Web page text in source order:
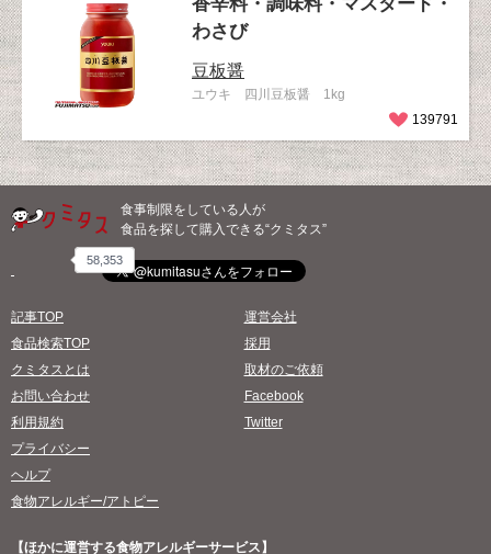
わさび
豆板醤
ユウキ 四川豆板醤 1kg
139791
食事制限をしている人が
食品を探して購入できる“クミタス”
58,353
記事TOP
食品検索TOP
クミタスとは
お問い合わせ
利用規約
プライバシー
ヘルプ
食物アレルギー/アトピー
運営会社
採用
取材のご依頼
Facebook
Twitter
【ほかに運営する食物アレルギーサービス】